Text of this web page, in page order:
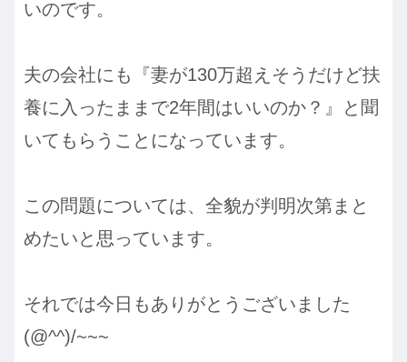
いのです。
夫の会社にも『妻が130万超えそうだけど扶
養に入ったままで2年間はいいのか？』と聞
いてもらうことになっています。
この問題については、全貌が判明次第まと
めたいと思っています。
それでは今日もありがとうございました
(@^^)/~~~